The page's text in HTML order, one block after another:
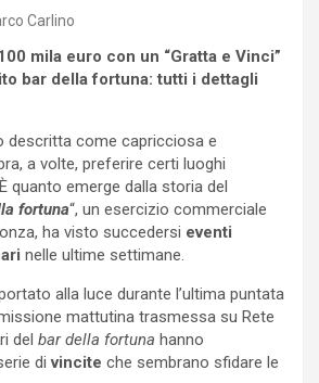
Carlino
mila euro con un “Gratta e Vinci”
bar della fortuna: tutti i dettagli
descritta come capricciosa e
a volte, preferire certi luoghi
quanto emerge dalla storia del
fortuna“, un esercizio commerciale
ha visto succedersi eventi
nelle ultime settimane.
alla luce durante l’ultima puntata
mattutina trasmessa su Rete
del bar della fortuna hanno
divincite che sembrano sfidare le